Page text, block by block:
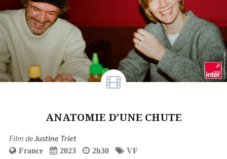
ANATOMIE D’UNE CHUTE
Film deJustine Triet
France 2023 2h30
VF